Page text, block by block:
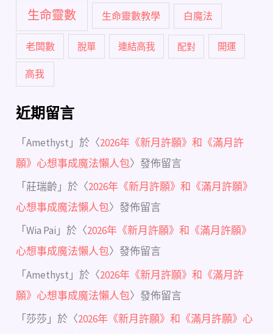
生命靈數 生命靈數教學 白魔法
老闆數 脫單 連結高我 配對 開運
高我
近期留言
「Amethyst 」於〈2026年《新月許願》和《滿月許
願》心想事成魔法懶人包〉發佈留言
「莊瑞齡 」於〈2026年《新月許願》和《滿月許願》
心想事成魔法懶人包〉發佈留言
「Wia Pai 」於〈2026年《新月許願》和《滿月許願》
心想事成魔法懶人包〉發佈留言
「Amethyst 」於〈2026年《新月許願》和《滿月許
願》心想事成魔法懶人包〉發佈留言
「 莎莎 」於〈2026年《新月許願》和《滿月許願》心